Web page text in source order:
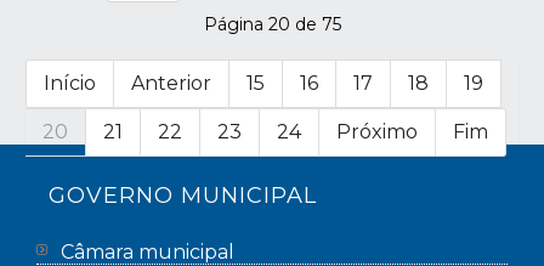
Página 20 de 75
Início Anterior 15 16 17 18 19
20 21 22 23 24 Próximo Fim
GOVERNO MUNICIPAL
Câmara municipal